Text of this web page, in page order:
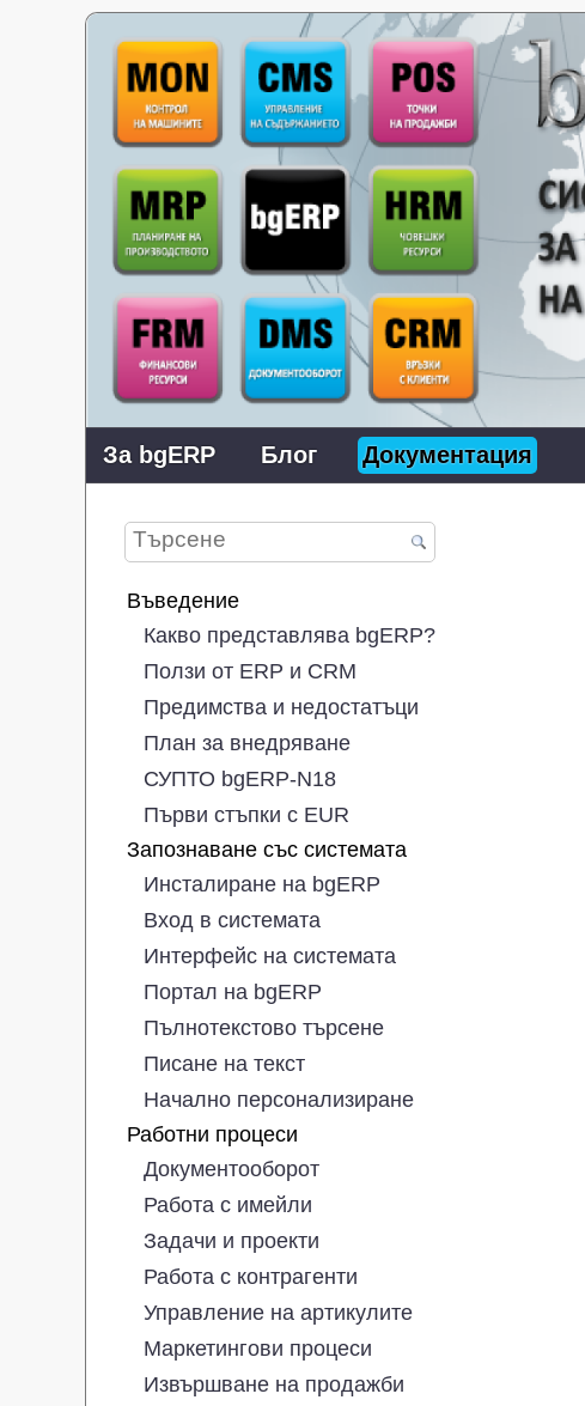
За bgERP Блог Документация
Въведение
Какво представлява bgERP?
Ползи от ERP и CRM
Предимства и недостатъци
План за внедряване
СУПТО bgERP-N18
Първи стъпки с EUR
Запознаване със системата
Инсталиране на bgERP
Вход в системата
Интерфейс на системата
Портал на bgERP
Пълнотекстово търсене
Писане на текст
Начално персонализиране
Работни процеси
Документооборот
Работа с имейли
Задачи и проекти
Работа с контрагенти
Управление на артикулите
Маркетингови процеси
Извършване на продажби